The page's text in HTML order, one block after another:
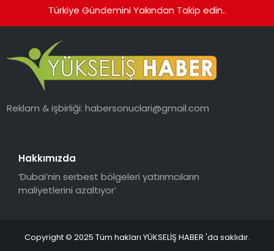
Türkiye Gündemini Yakından Takip edin..
Reklam & işbirliği:habersonuclari@gmail.com
Hakkımızda
‘Dubai’nin serbest bölgeleri yatırımcıların
maliyetlerini azaltıyor’
Copyright © 2025 Tüm hakları YÜKSELİŞ HABER 'da saklıdır.